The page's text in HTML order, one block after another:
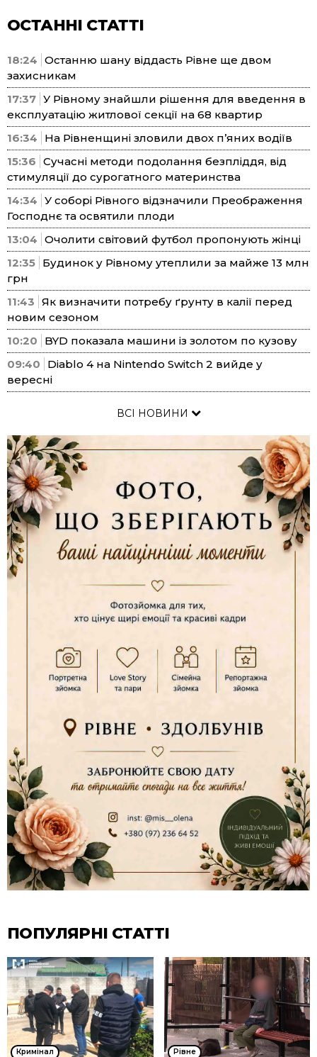
ОСТАННІ СТАТТІ
18:24 Останню шану віддасть Рівне ще двом
захисникам
17:37 У Рівному знайшли рішення для введення в
експлуатацію житлової секції на 68 квартир
16:34
На Рівненщині зловили двох п’яних водіїв
15:36 Сучасні методи подолання безпліддя, від
стимуляції до сурогатного материнства
14:34 У соборі Рівного відзначили Преображення
Господнє та освятили плоди
13:04 Очолити світовий футбол пропонують жінці
12:35 Будинок у Рівному утеплили за майже 13 млн
грн
11:43 Як визначити потребу ґрунту в калії перед
новим сезоном
10:20
BYD показала машини із золотом по кузову
09:40
Diablo 4 на Nintendo Switch 2 вийде у
вересні
ВСІ НОВИНИ
ПОПУЛЯРНІ СТАТТІ
Кримінал Рівне